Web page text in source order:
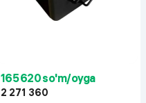
165 620 so'm/oyga
2 271 360